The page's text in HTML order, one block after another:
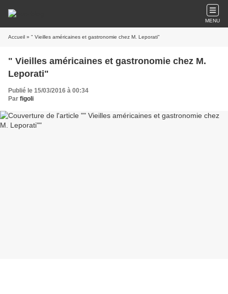
MENU
Accueil » " Vieilles américaines et gastronomie chez M. Leporati"
" Vieilles américaines et gastronomie chez M.
Leporati"
Publié le 15/03/2016 à 00:34
Par figoli